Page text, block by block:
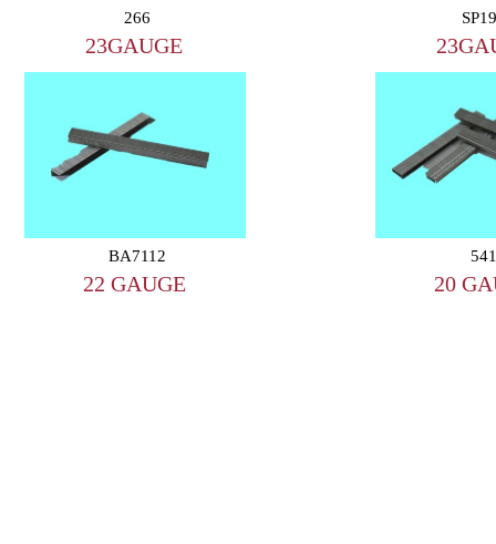
266
23GAUGE
BA7112
22 GAUGE 20